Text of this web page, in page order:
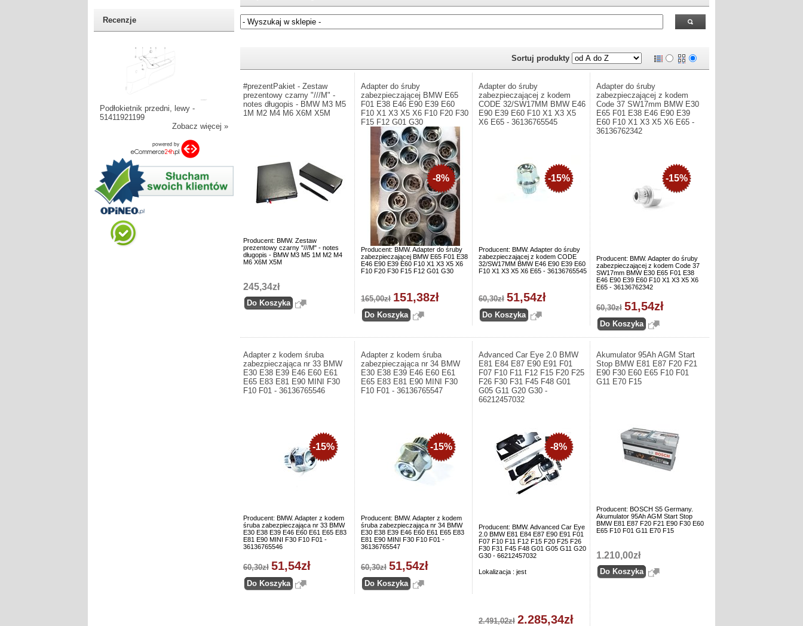
Recenzje
Podłokietnik przedni, lewy -
51411921199
Zobacz więcej »
Sortuj produkty
#prezentPakiet - Zestaw
prezentowy czarny "///M" -
notes długopis - BMW M3 M5
1M M2 M4 M6 X6M X5M
Producent: BMW. Zestaw
prezentowy czarny "///M" - notes
długopis - BMW M3 M5 1M M2 M4
M6 X6M X5M
245,34zł
Adapter do śruby
zabezpieczającej BMW E65
F01 E38 E46 E90 E39 E60
F10 X1 X3 X5 X6 F10 F20 F30
F15 F12 G01 G30
Producent: BMW. Adapter do śruby
zabezpieczającej BMW E65 F01 E38
E46 E90 E39 E60 F10 X1 X3 X5 X6
F10 F20 F30 F15 F12 G01 G30
-8%
165,00zł 151,38zł
Adapter do śruby
zabezpieczającej z kodem
CODE 32/SW17MM BMW E46
E90 E39 E60 F10 X1 X3 X5
X6 E65 - 36136765545
Producent: BMW. Adapter do śruby
zabezpieczającej z kodem CODE
32/SW17MM BMW E46 E90 E39 E60
F10 X1 X3 X5 X6 E65 - 36136765545
-15%
60,30zł 51,54zł
Adapter do śruby
zabezpieczającej z kodem
Code 37 SW17mm BMW E30
E65 F01 E38 E46 E90 E39
E60 F10 X1 X3 X5 X6 E65 -
36136762342
Producent: BMW. Adapter do śruby
zabezpieczającej z kodem Code 37
SW17mm BMW E30 E65 F01 E38
E46 E90 E39 E60 F10 X1 X3 X5 X6
E65 - 36136762342
-15%
60,30zł 51,54zł
Adapter z kodem śruba
zabezpieczająca nr 33 BMW
E30 E38 E39 E46 E60 E61
E65 E83 E81 E90 MINI F30
F10 F01 - 36136765546
Producent: BMW. Adapter z kodem
śruba zabezpieczająca nr 33 BMW
E30 E38 E39 E46 E60 E61 E65 E83
E81 E90 MINI F30 F10 F01 -
36136765546
-15%
60,30zł 51,54zł
Adapter z kodem śruba
zabezpieczająca nr 34 BMW
E30 E38 E39 E46 E60 E61
E65 E83 E81 E90 MINI F30
F10 F01 - 36136765547
Producent: BMW. Adapter z kodem
śruba zabezpieczająca nr 34 BMW
E30 E38 E39 E46 E60 E61 E65 E83
E81 E90 MINI F30 F10 F01 -
36136765547
-15%
60,30zł 51,54zł
Advanced Car Eye 2.0 BMW
E81 E84 E87 E90 E91 F01
F07 F10 F11 F12 F15 F20 F25
F26 F30 F31 F45 F48 G01
G05 G11 G20 G30 -
66212457032
Producent: BMW. Advanced Car Eye
2.0 BMW E81 E84 E87 E90 E91 F01
F07 F10 F11 F12 F15 F20 F25 F26
F30 F31 F45 F48 G01 G05 G11 G20
G30 - 66212457032
Lokalizacja : jest
-8%
2.491,02zł 2.285,34zł
Akumulator 95Ah AGM Start
Stop BMW E81 E87 F20 F21
E90 F30 E60 E65 F10 F01
G11 E70 F15
Producent: BOSCH S5 Germany.
Akumulator 95Ah AGM Start Stop
BMW E81 E87 F20 F21 E90 F30 E60
E65 F10 F01 G11 E70 F15
1.210,00zł